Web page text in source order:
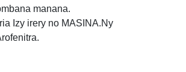
manana.
Izy irery no MASINA.Ny